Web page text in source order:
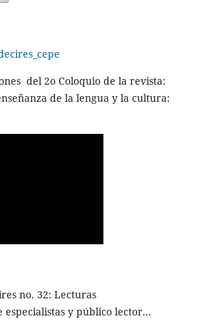
del 2o Coloquio de la revista:
de la lengua y la cultura:
no. 32: Lecturas
y público lector...